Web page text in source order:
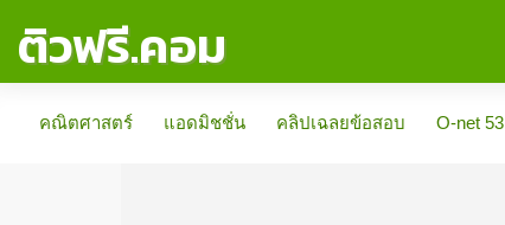
ติวฟรี.คอม
คณิตศาสตร์
แอดมิชชั่น คลิปเฉลยข้อสอบ O-net 53